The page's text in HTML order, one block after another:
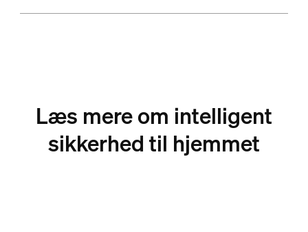
Læs mere om intelligent
sikkerhed til hjemmet